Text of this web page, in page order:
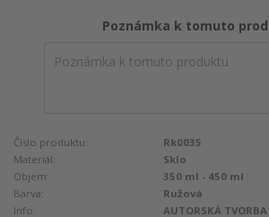
Poznámka k tomuto
Číslo produktu:
Rk0035
Materiál:
Sklo
Objem:
350 ml - 450 ml
Barva:
Ružová
Info:
AUTORSKÁ TVORBA